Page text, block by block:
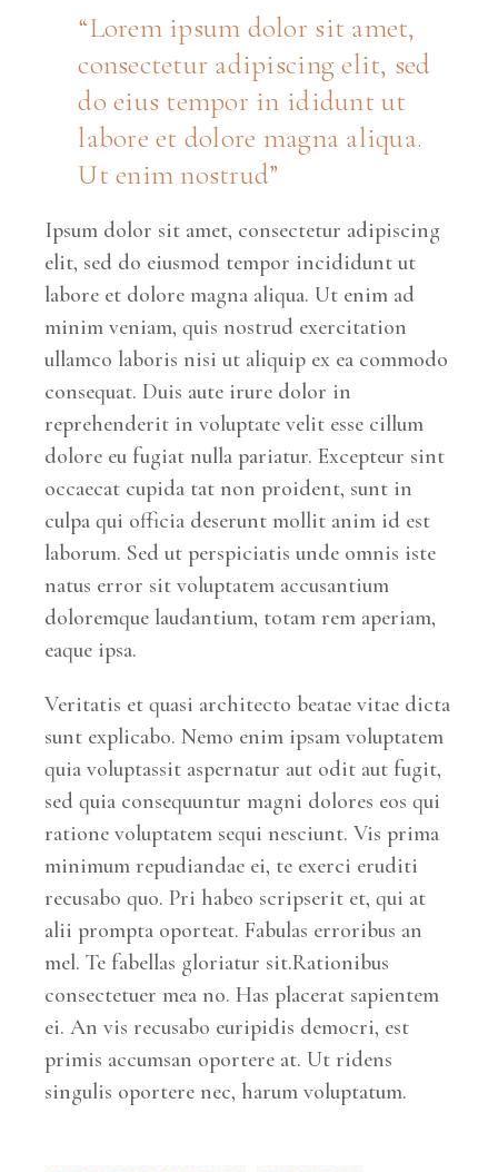
“Lorem ipsum dolor sit amet,
consectetur adipiscing elit, sed
do eius tempor in ididunt ut
labore et dolore magna aliqua.
Ut enim nostrud”
Ipsum dolor sit amet, consectetur adipiscing
elit, sed do eiusmod tempor incididunt ut
labore et dolore magna aliqua. Ut enim ad
minim veniam, quis nostrud exercitation
ullamco laboris nisi ut aliquip ex ea commodo
consequat. Duis aute irure dolor in
reprehenderit in voluptate velit esse cillum
dolore eu fugiat nulla pariatur. Excepteur sint
occaecat cupida tat non proident, sunt in
culpa qui officia deserunt mollit anim id est
laborum. Sed ut perspiciatis unde omnis iste
natus error sit voluptatem accusantium
doloremque laudantium, totam rem aperiam,
eaque ipsa.
Veritatis et quasi architecto beatae vitae dicta
sunt explicabo. Nemo enim ipsam voluptatem
quia voluptassit aspernatur aut odit aut fugit,
sed quia consequuntur magni dolores eos qui
ratione voluptatem sequi nesciunt. Vis prima
minimum repudiandae ei, te exerci eruditi
recusabo quo. Pri habeo scripserit et, qui at
alii prompta oporteat. Fabulas erroribus an
mel. Te fabellas gloriatur sit.Rationibus
consectetuer mea no. Has placerat sapientem
ei. An vis recusabo euripidis democri, est
primis accumsan oportere at. Ut ridens
singulis oportere nec, harum voluptatum.